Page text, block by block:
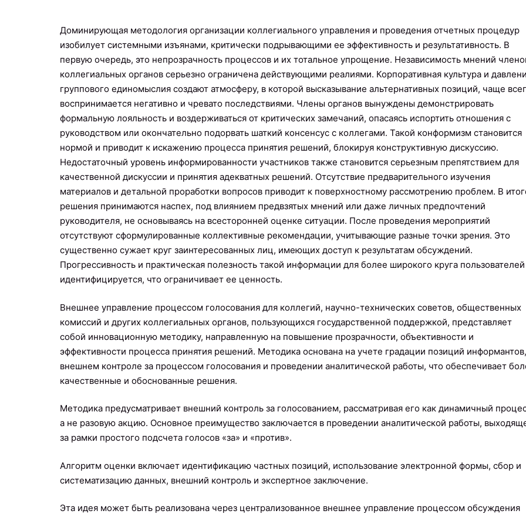
Доминирующая методология организации коллегиального управления и проведения отчетных процедур
изобилует системными изъянами, критически подрывающими ее эффективность и результативность. В
первую очередь, это непрозрачность процессов и их тотальное упрощение. Независимость мнений
коллегиальных органов серьезно ограничена действующими реалиями. Корпоративная культура и
группового единомыслия создают атмосферу, в которой высказывание альтернативных позиций, чаще
воспринимается негативно и чревато последствиями. Члены органов вынуждены демонстрировать
формальную лояльность и воздерживаться от критических замечаний, опасаясь испортить отношения с
руководством или окончательно подорвать шаткий консенсус с коллегами. Такой конформизм становится
нормой и приводит к искажению процесса принятия решений, блокируя конструктивную дискуссию.
Недостаточный уровень информированности участников также становится серьезным препятствием для
качественной дискуссии и принятия адекватных решений. Отсутствие предварительного изучения
материалов и детальной проработки вопросов приводит к поверхностному рассмотрению проблем. В
решения принимаются наспех, под влиянием предвзятых мнений или даже личных предпочтений
руководителя, не основываясь на всесторонней оценке ситуации. После проведения мероприятий
отсутствуют сформулированные коллективные рекомендации, учитывающие разные точки зрения. Это
существенно сужает круг заинтересованных лиц, имеющих доступ к результатам обсуждений.
Прогрессивность и практическая полезность такой информации для более широкого круга
идентифицируется, что ограничивает ее ценность.
Внешнее управление процессом голосования для коллегий, научно-технических советов, общественных
комиссий и других коллегиальных органов, пользующихся государственной поддержкой, представляет
собой инновационную методику, направленную на повышение прозрачности, объективности и
эффективности процесса принятия решений. Методика основана на учете градации позиций информантов,
внешнем контроле за процессом голосования и проведении аналитической работы, что обеспечивает
качественные и обоснованные решения.
Методика предусматривает внешний контроль за голосованием, рассматривая его как динамичный
а не разовую акцию. Основное преимущество заключается в проведении аналитической работы,
за рамки простого подсчета голосов «за» и «против».
Алгоритм оценки включает идентификацию частных позиций, использование электронной формы, сбор и
систематизацию данных, внешний контроль и экспертное заключение.
Эта идея может быть реализована через централизованное внешнее управление процессом обсуждения